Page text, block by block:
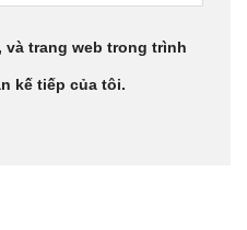
và trang web trong trình
kế tiếp của tôi.